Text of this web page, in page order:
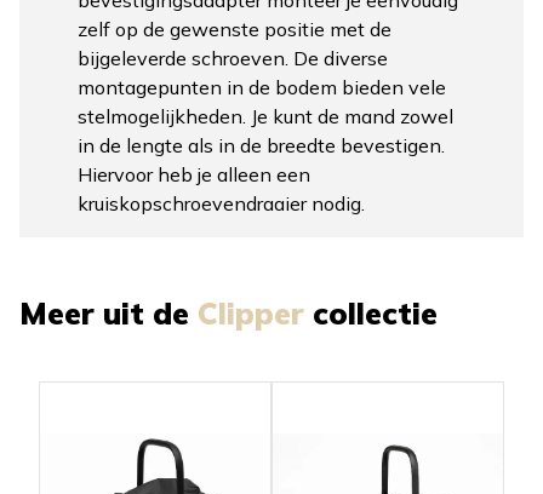
zelf op de gewenste positie met de
bijgeleverde schroeven. De diverse
montagepunten in de bodem bieden vele
stelmogelijkheden. Je kunt de mand zowel
in de lengte als in de breedte bevestigen.
Hiervoor heb je alleen een
kruiskopschroevendraaier nodig.
Meer uit de Clipper collectie